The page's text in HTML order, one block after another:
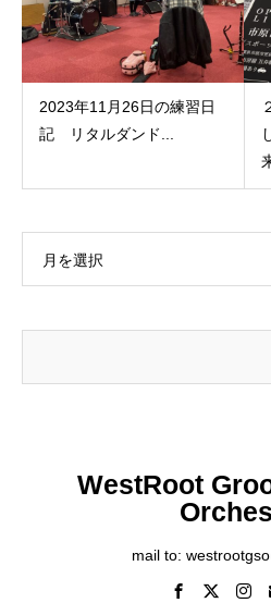
2023年11月26日の練習日
記 リタルダンド...
月を選択
WestRoot
mail to: